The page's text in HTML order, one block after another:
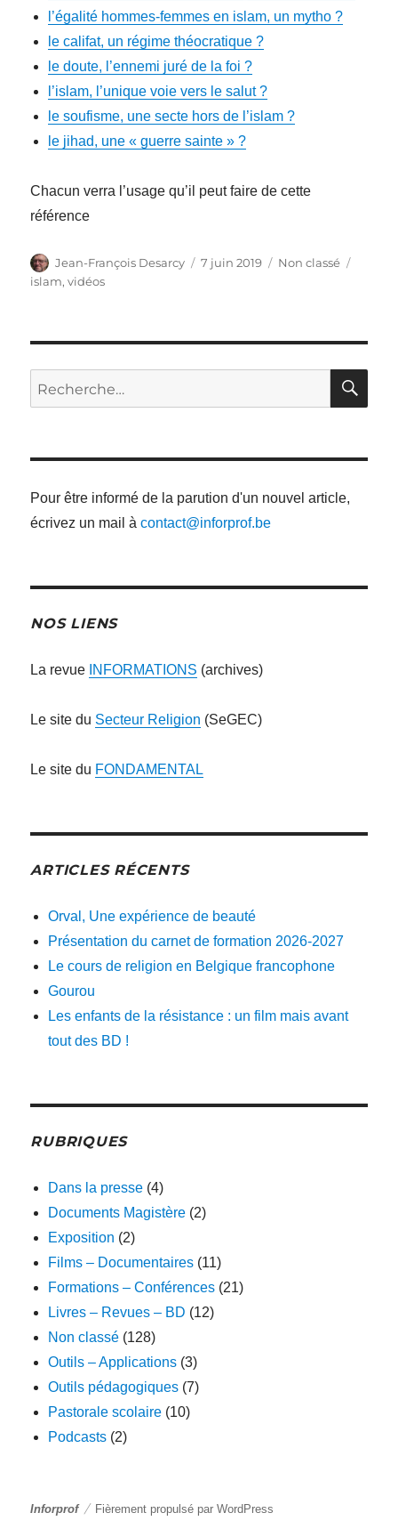
l’égalité hommes-femmes en islam, un mytho ?
le califat, un régime théocratique ?
le doute, l’ennemi juré de la foi ?
l’islam, l’unique voie vers le salut ?
le soufisme, une secte hors de l’islam ?
le jihad, une « guerre sainte » ?
Chacun verra l’usage qu’il peut faire de cette
référence
Auteur
Jean-François Desarcy
Publié
7 juin 2019 Catégories
Non classé
islam,vidéos
Recherche
pour
Pour être informé de la parution d'un nouvel article,
écrivez un mail àcontact@inforprof.be
NOS LIENS
La revue INFORMATIONS (archives)
Le site du Secteur Religion (SeGEC)
Le site du FONDAMENTAL
ARTICLES RÉCENTS
Orval, Une expérience de beauté
Présentation du carnet de formation 2026-2027
Le cours de religion en Belgique francophone
Gourou
Les enfants de la résistance : un film mais avant
tout des BD !
RUBRIQUES
Dans la presse (4)
Documents Magistère (2)
Exposition (2)
Films – Documentaires (11)
Formations – Conférences (21)
Livres – Revues – BD (12)
Non classé (128)
Outils – Applications (3)
Outils pédagogiques (7)
Pastorale scolaire (10)
Podcasts (2)
Inforprof Fièrement propulsé par WordPress